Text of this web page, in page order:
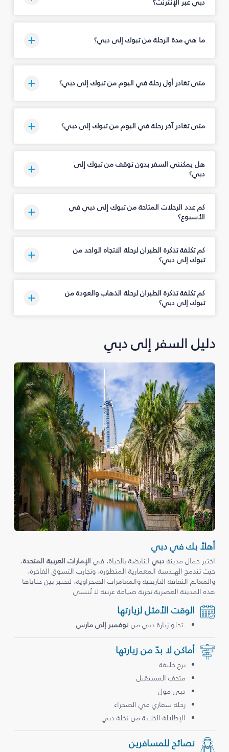
ما هي مدة الرحلة من تبوك‎ إلى دبي؟
متى تغادر أول رحلة في اليوم من تبوك‎ إلى دبي؟
متى تغادر آخر رحلة في اليوم من تبوك‎ إلى دبي؟
هل يمكنني السفر بدون توقف من تبوك‎ إلى
دبي؟
كم عدد الرحلات المتاحة من تبوك‎ إلى دبي في
الأسبوع؟
كم تكلفة تذكرة الطيران لرحلة الاتجاه الواحد من
تبوك‎ إلى دبي؟
كم تكلفة تذكرة الطيران لرحلة الذهاب والعودة من
تبوك‎ إلى دبي؟
دليل السفر إلى دبي
أهلاً بك في دبي
اختبر جمال مدينةدبيالنابضة بالحياة، في الإمارات العربية المتحدة،
حيث تندمج الهندسة المعمارية المتطورة، وتجارب التسوق الفاخرة،
والمعالم الثقافة التاريخية والمغامرات الصحراوية، لتختبر بين حناياها
هذه المدينة العصرية تجربة ضيافة عربية لا تُنسى
الوقت الأمثل لزيارتها
.تحلو زيارة دبي من نوفمبر إلى مارس.
أماكن لا بدّ من زيارتها
برج خليفة
متحف المستقبل
دبي مول
رحلة سفاري في الصحراء
الإطلالة الخلابة من نخلة دبي
نصائح للمسافرين